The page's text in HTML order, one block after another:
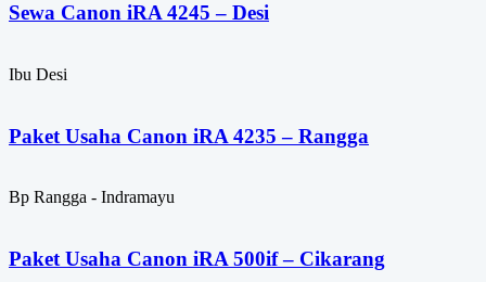
Sewa Canon iRA 4245 – Desi
Ibu Desi
Paket Usaha Canon iRA 4235 – Rangga
Bp Rangga - Indramayu
Paket Usaha Canon iRA 500if – Cikarang